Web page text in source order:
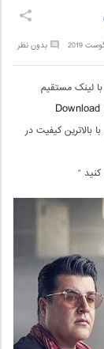
بدون نظر
لینک مستقیم
با بالاترین کیفیت در
“